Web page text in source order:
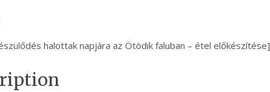
halottak napjára az Ötödik faluban – étel előkészítése]